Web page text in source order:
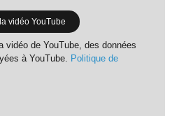
vidéo YouTube
vidéo de YouTube, des données
à YouTube. Politique de